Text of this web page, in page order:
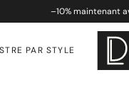
–10%maintenant
PAR STYLE